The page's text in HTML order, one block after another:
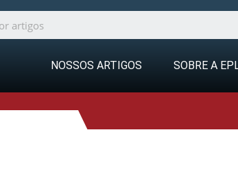
NOSSOS ARTIGOS SOBRE A